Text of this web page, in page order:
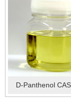
D-Panthenol